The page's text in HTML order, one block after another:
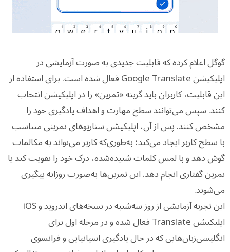
گوگل اعلام کرده که قابلیت جدیدی به صورت آزمایشی در
اپلیکیشن Google Translate فعال شده است. برای استفاده از
این قابلیت، کاربران باید گزینه «تمرین» را در اپلیکیشن انتخاب
کنند. سپس می‌توانند سطح مهارت و اهداف یادگیری خود را
مشخص کنند. پس از آن، اپلیکیشن سناریوهای تمرینی متناسب
با سطح کاربر ایجاد می‌کند؛ به‌طوری‌که کاربر می‌تواند به مکالمات
گوش دهد و با لمس کلمات شنیده‌شده، درک خود را تقویت کند یا
تمرین گفتاری انجام دهد. این تمرین‌ها به‌صورت روزانه پیگیری
می‌شوند.
این تجربه آزمایشی از روز سه‌شنبه در نسخه‌های اندروید و iOS
اپلیکیشن Translate فعال شده و در مرحله اول برای
انگلیسی‌زبان‌هایی که در حال یادگیری اسپانیایی و فرانسوی